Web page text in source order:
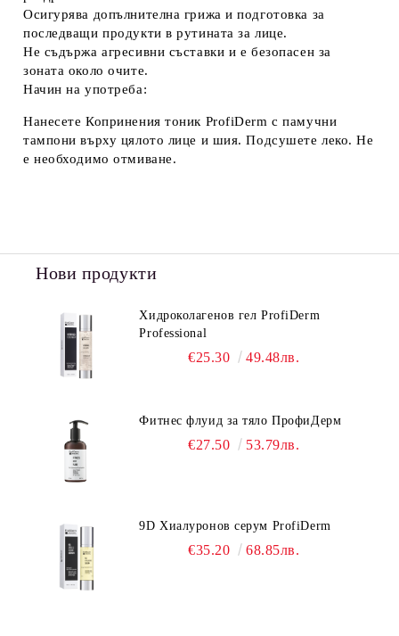
Осигурява допълнителна грижа и подготовка за
последващи продукти в рутината за лице.
Не съдържа агресивни съставки и е безопасен за
зоната около очите.
Начин на употреба:
НанесетеКопринения тоник ProfiDerm с памучни
тампони върху цялото лице и шия. Подсушете леко. Не
е необходимо отмиване.
Нови продукти
Хидроколагенов гел ProfiDerm
Professional
€25.30 49.48лв.
Фитнес флуид за тяло ПрофиДерм
€27.50 53.79лв.
9D Хиалуронов серум ProfiDerm
€35.20 68.85лв.